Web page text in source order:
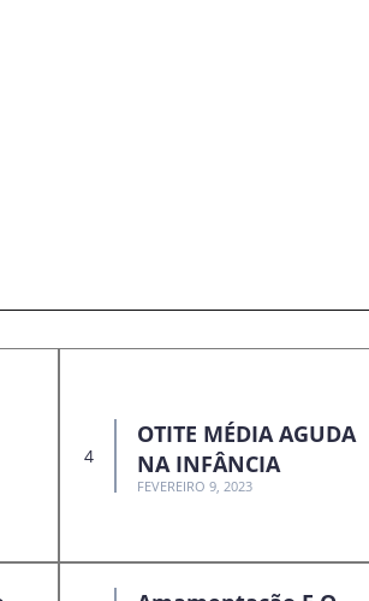
OTITE MÉDIA AGUDA
NA INFÂNCIA
FEVEREIRO 9, 2023